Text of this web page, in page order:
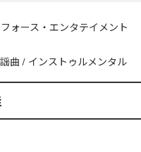
ォース・エンタテイメント
曲 / インストゥルメンタル